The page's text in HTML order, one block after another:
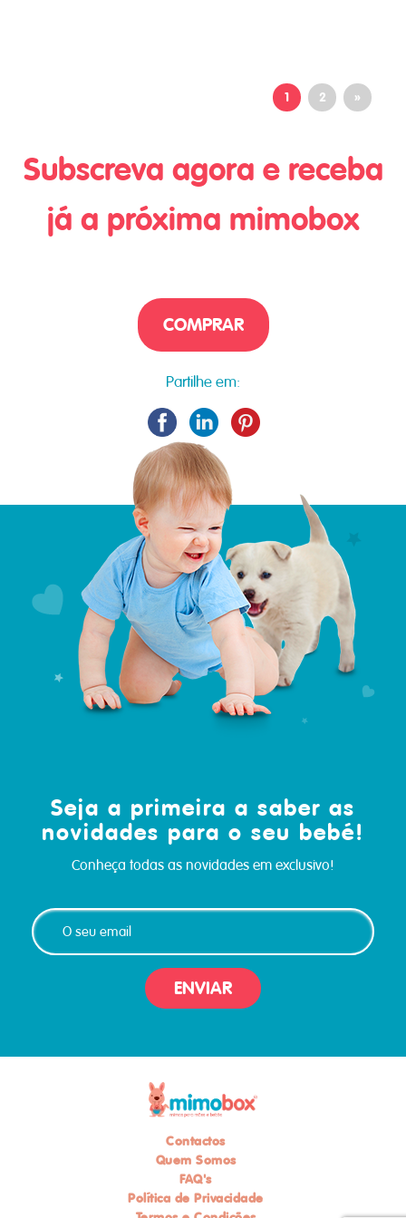
1 2 »
Subscreva agora e receba
já a próxima mimobox
COMPRAR
Partilhe em:
Seja a primeira a saber as
novidades para o seu bebé!
Conheça todas as novidades em exclusivo!
ENVIAR
Contactos
Quem Somos
FAQ's
Política de Privacidade